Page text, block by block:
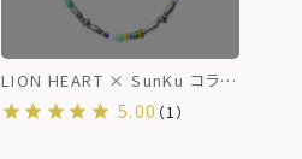
LION HEART × SunKu コラボ
ネックレス/2024年モデ
ル/TYPE A（ガラスビーズ）
5.00 （1）